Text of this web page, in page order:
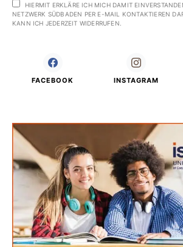
HIERMIT ERKLÄRE ICH MICH DAMIT
NETZWERK SÜDBADEN PER E-MAIL KONTAKTIEREN
KANN ICH JEDERZEIT WIDERRUFEN.
FACEBOOK INSTAGRAM